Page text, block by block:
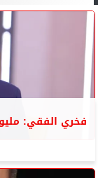
فخري الفقي: